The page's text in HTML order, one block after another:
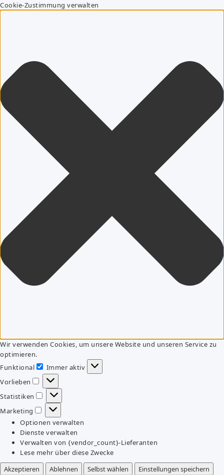
Cookie-Zustimmung verwalten
Wir verwenden Cookies, um unsere Website und unseren Service zu
optimieren.
Funktional
Funktional
Immer aktiv
Vorlieben
Vorlieben
Statistiken
Statistiken
Marketing
Marketing
Optionen verwalten
Dienste verwalten
Verwalten von {vendor_count}-Lieferanten
Lese mehr über diese Zwecke
Akzeptieren
Ablehnen Selbst wählen
Einstellungen speichern